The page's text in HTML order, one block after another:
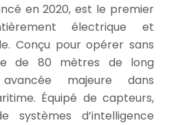
en 2020, est le premier
électrique et
Conçu pour opérer sans
de 80 mètres de long
majeure dans
Équipé de capteurs,
d’intelligence